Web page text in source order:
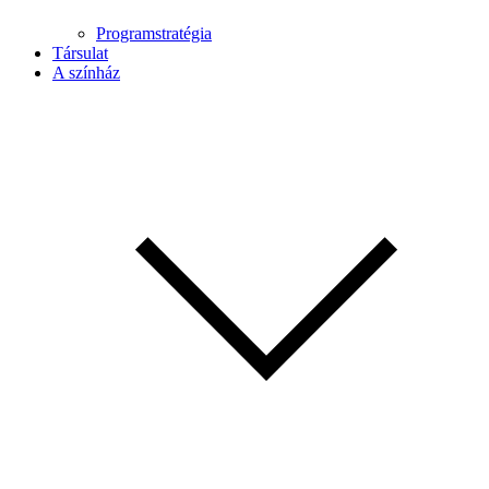
Programstratégia
Társulat
A színház